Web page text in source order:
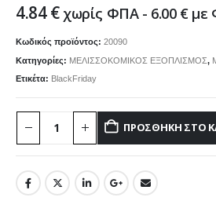
4.84€ χωρίς ΦΠΑ - 6.00 €με
Κωδικός προϊόντος: 20090
Κατηγορίες: ΜΕΛΙΣΣΟΚΟΜΙΚΟΣ ΕΞΟΠΛΙΣΜΟΣ,
Ετικέτα: BlackFriday
ΠΡΟΣΘΉΚΗ ΣΤΟ